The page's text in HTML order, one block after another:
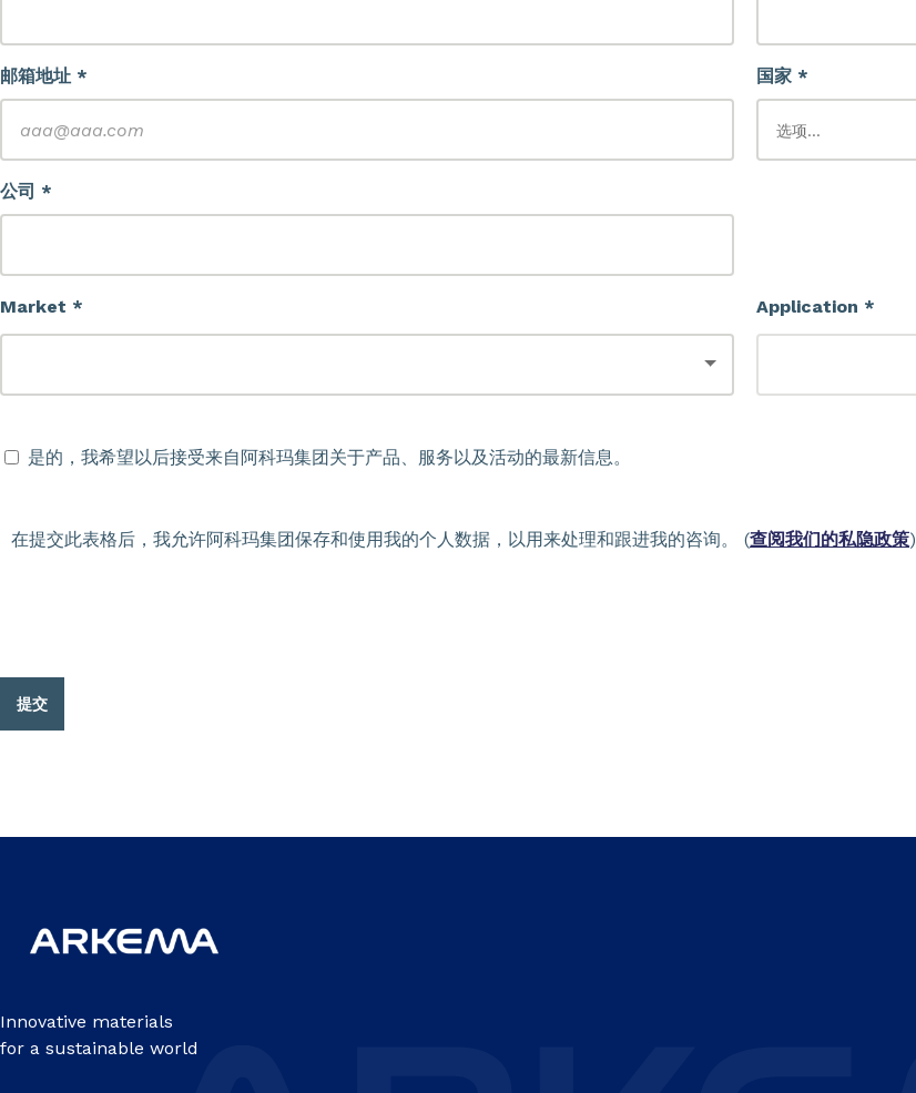
邮箱地址 * 国家 *
公司 *
Market * Application *
是的，我希望以后接受来自阿科玛集团关于产品、服务以及活动的最新信息。
在提交此表格后，我允许阿科玛集团保存和使用我的个人数据，以用来处理和跟进我的咨询。 (查阅我们的私隐政策)
提交
Innovative materials
for a sustainable world